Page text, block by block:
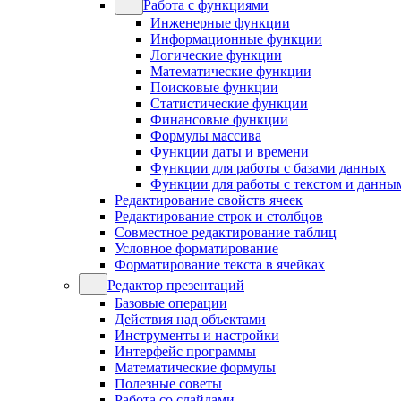
Работа с функциями
Инженерные функции
Информационные функции
Логические функции
Математические функции
Поисковые функции
Статистические функции
Финансовые функции
Формулы массива
Функции даты и времени
Функции для работы с базами данных
Функции для работы с текстом и
Редактирование свойств ячеек
Редактирование строк и столбцов
Совместное редактирование таблиц
Условное форматирование
Форматирование текста в ячейках
Редактор презентаций
Базовые операции
Действия над объектами
Инструменты и настройки
Интерфейс программы
Математические формулы
Полезные советы